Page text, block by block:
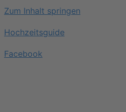
Zum Inhalt springen
Hochzeitsguide
Facebook